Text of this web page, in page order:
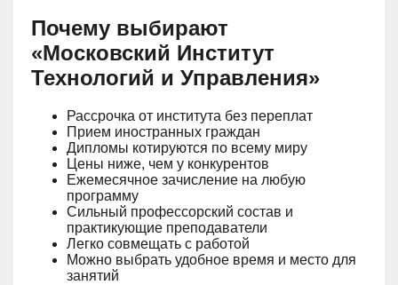
Почему выбирают
«Московский Институт
Технологий и Управления»
Рассрочка от института без переплат
Прием иностранных граждан
Дипломы котируются по всему миру
Цены ниже, чем у конкурентов
Ежемесячное зачисление на любую
программу
Сильный профессорский состав и
практикующие преподаватели
Легко совмещать с работой
Можно выбрать удобное время и место для
занятий